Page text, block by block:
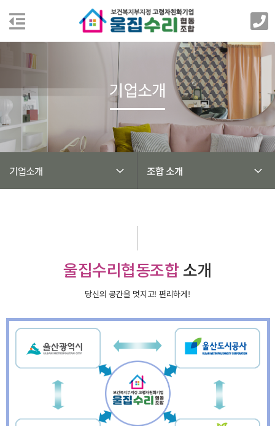
기업소개 조합 소개
기업소개
울집수리협동조합소개
당신의 공간을 멋지고! 편리하게!